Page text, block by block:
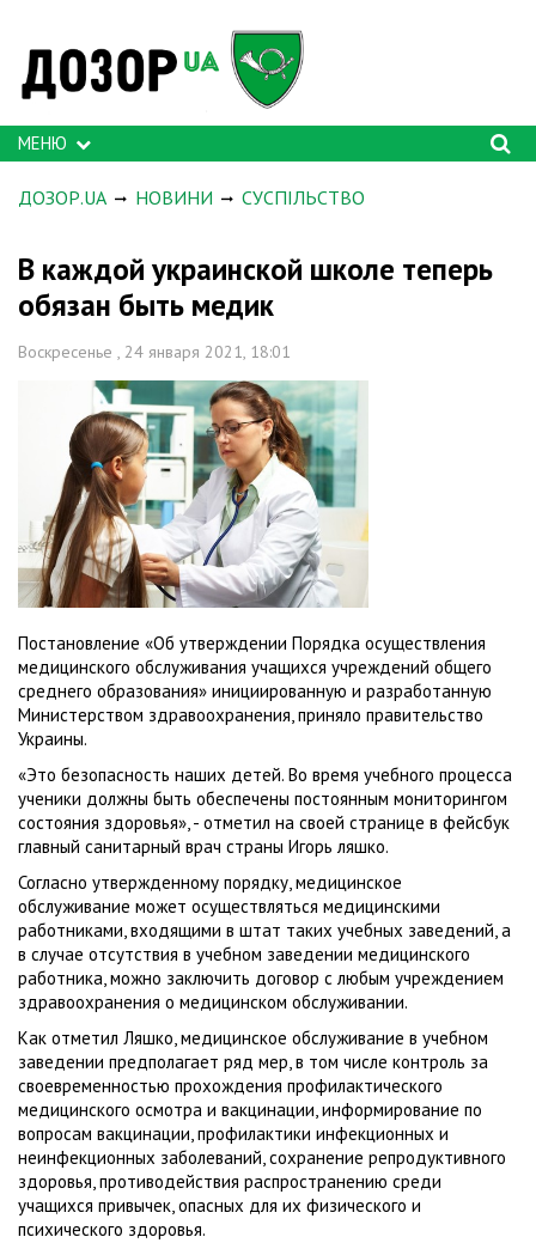
МЕНЮ
ДОЗОР.UA НОВИНИ СУСПІЛЬСТВО
В каждой украинской школе теперь
обязан быть медик
Воскресенье , 24 января 2021, 18:01
Постановление «Об утверждении Порядка осуществления
медицинского обслуживания учащихся учреждений общего
среднего образования» инициированную и разработанную
Министерством здравоохранения, приняло правительство
Украины.
«Это безопасность наших детей. Во время учебного процесса
ученики должны быть обеспечены постоянным мониторингом
состояния здоровья», - отметил на своей странице в фейсбук
главный санитарный врач страны Игорь ляшко.
Согласно утвержденному порядку, медицинское
обслуживание может осуществляться медицинскими
работниками, входящими в штат таких учебных заведений, а
в случае отсутствия в учебном заведении медицинского
работника, можно заключить договор с любым учреждением
здравоохранения о медицинском обслуживании.
Как отметил Ляшко, медицинское обслуживание в учебном
заведении предполагает ряд мер, в том числе контроль за
своевременностью прохождения профилактического
медицинского осмотра и вакцинации, информирование по
вопросам вакцинации, профилактики инфекционных и
неинфекционных заболеваний, сохранение репродуктивного
здоровья, противодействия распространению среди
учащихся привычек, опасных для их физического и
психического здоровья.